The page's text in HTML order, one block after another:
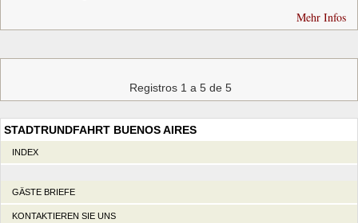
Mehr Infos
Registros 1 a 5 de 5
STADTRUNDFAHRT BUENOS AIRES
INDEX
GÄSTE BRIEFE
KONTAKTIEREN SIE UNS